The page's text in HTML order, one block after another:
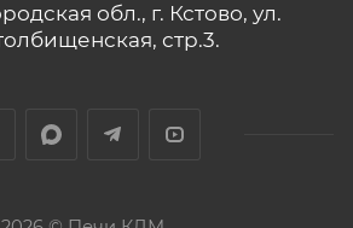
обл., г. Кстово, ул.
стр.3.